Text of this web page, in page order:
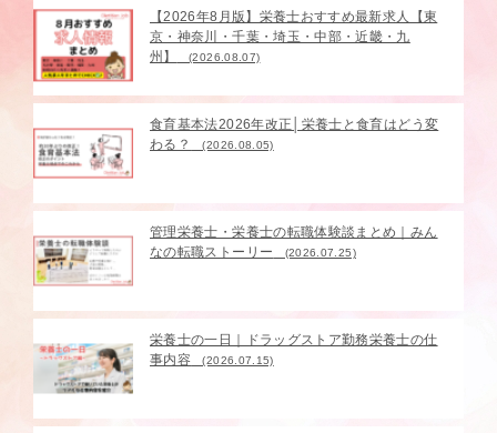
【2026年8月版】栄養士おすすめ最新求人【東
京・神奈川・千葉・埼玉・中部・近畿・九
州】
(2026.08.07)
食育基本法2026年改正│栄養士と食育はどう変
わる？
(2026.08.05)
管理栄養士・栄養士の転職体験談まとめ｜みん
なの転職ストーリー
(2026.07.25)
栄養士の一日｜ドラッグストア勤務栄養士の仕
事内容 (2026.07.15)